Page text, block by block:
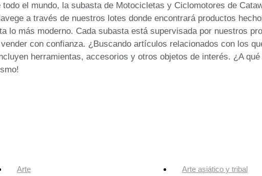
el mundo, la subasta de Motocicletas y Ciclomotores de
a través de nuestros lotes donde encontrará productos
lo más moderno. Cada subasta está supervisada por nuestros
con confianza. ¿Buscando artículos relacionados con los
herramientas, accesorios y otros objetos de interés. ¿A
Arte Arte asiático y tribal